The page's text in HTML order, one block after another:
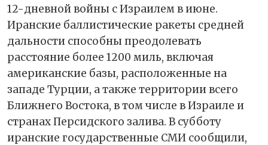
12-дневной войны с Израилем в июне.
Иранские баллистические ракеты средней
дальности способны преодолевать
расстояние более 1200 миль, включая
американские базы, расположенные на
западе Турции, а также территории всего
Ближнего Востока, в том числе в Израиле и
странах Персидского залива. В субботу
иранские государственные СМИ сообщили,